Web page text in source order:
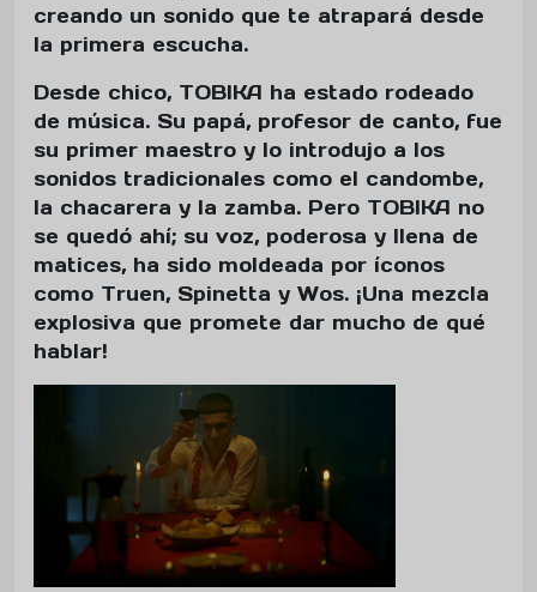
creando un sonido que te atrapará desde
la primera escucha.
Desde chico, TOBIKA ha estado rodeado
de música. Su papá, profesor de canto, fue
su primer maestro y lo introdujo a los
sonidos tradicionales como el candombe,
la chacarera y la zamba. Pero TOBIKA no
se quedó ahí; su voz, poderosa y llena de
matices, ha sido moldeada por íconos
como Truen, Spinetta y Wos. ¡Una mezcla
explosiva que promete dar mucho de qué
hablar!